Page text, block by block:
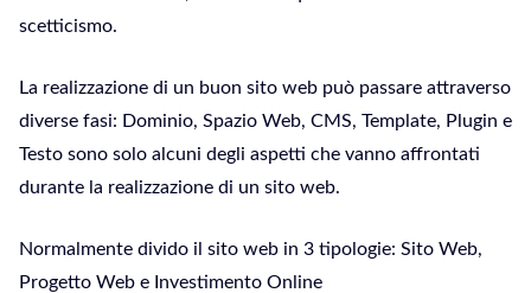
scetticismo.
La realizzazione di un buon sito web può passare attraverso
diverse fasi: Dominio, Spazio Web, CMS, Template, Plugin e
Testo sono solo alcuni degli aspetti che vanno affrontati
durante la realizzazione di un sito web.
Normalmente divido il sito web in 3 tipologie: Sito Web,
Progetto Web e Investimento Online